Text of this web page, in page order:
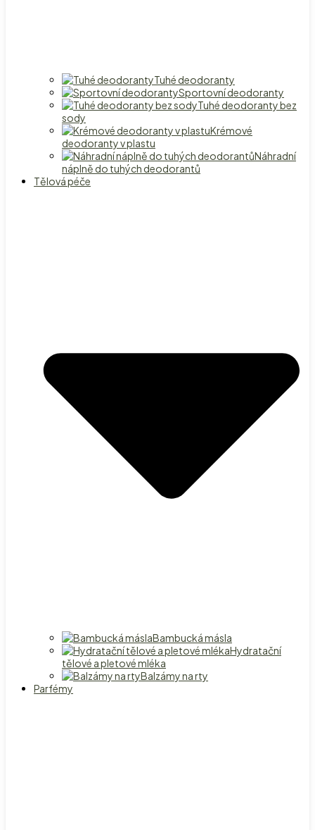
Tuhé deodoranty
Sportovní deodoranty
Tuhé deodoranty bez
sody
Krémové
deodoranty v plastu
Náhradní
náplně do tuhých deodorantů
Tělová péče
Bambucká másla
Hydratační
tělové a pletové mléka
Balzámy na rty
Parfémy